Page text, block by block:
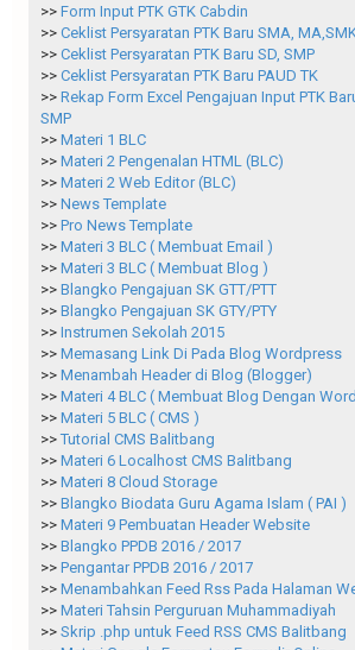
>> Form Input PTK GTK Cabdin
>> Ceklist Persyaratan PTK Baru SMA,
>> Ceklist Persyaratan PTK Baru SD, SMP
>> Ceklist Persyaratan PTK Baru PAUD TK
>> Rekap Form Excel Pengajuan Input PTK
SMP
>> Materi 1 BLC
>> Materi 2 Pengenalan HTML (BLC)
>> Materi 2 Web Editor (BLC)
>> News Template
>> Pro News Template
>> Materi 3 BLC ( Membuat Email )
>> Materi 3 BLC ( Membuat Blog )
>> Blangko Pengajuan SK GTT/PTT
>> Blangko Pengajuan SK GTY/PTY
>> Instrumen Sekolah 2015
>> Memasang Link Di Pada Blog Wordpress
>> Menambah Header di Blog (Blogger)
>> Materi 4 BLC ( Membuat Blog Dengan
>> Materi 5 BLC ( CMS )
>> Tutorial CMS Balitbang
>> Materi 6 Localhost CMS Balitbang
>> Materi 8 Cloud Storage
>> Blangko Biodata Guru Agama Islam ( PAI )
>> Materi 9 Pembuatan Header Website
>> Blangko PPDB 2016 / 2017
>> Pengantar PPDB 2016 / 2017
>> Menambahkan Feed Rss Pada Halaman
>> Materi Tahsin Perguruan Muhammadiyah
>> Skrip .php untuk Feed RSS CMS Balitbang